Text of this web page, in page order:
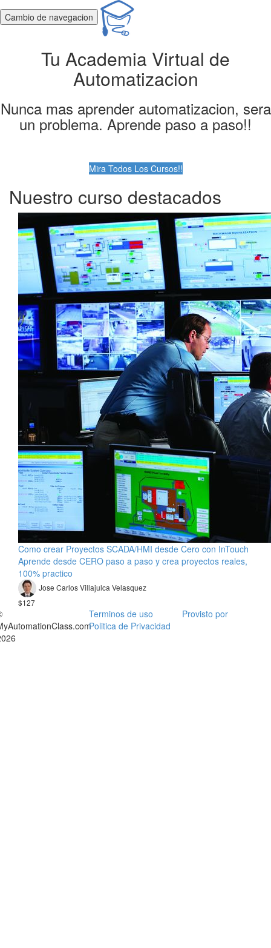
Cambio de navegacion
Tu Academia Virtual de
Automatizacion
Nunca mas aprender automatizacion, sera
un problema. Aprende paso a paso!!
Mira Todos Los Cursos!!
Nuestro curso destacados
Como crear Proyectos SCADA/HMI desde Cero con InTouch
Aprende desde CERO paso a paso y crea proyectos reales,
100% practico
Jose Carlos Villajulca Velasquez
$127
Terminos de uso
Politica de Privacidad
Provisto por